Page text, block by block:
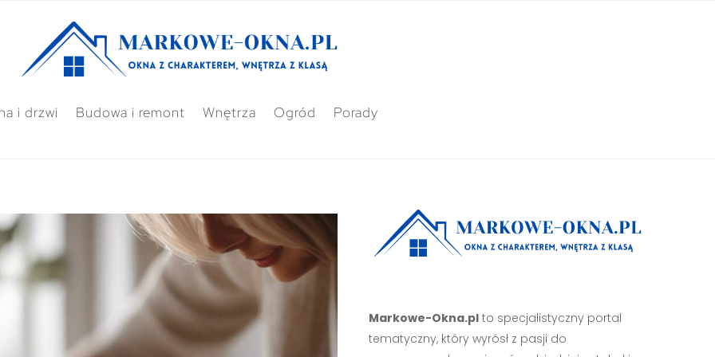
i drzwi Budowa i remont Wnętrza Ogród Porady
Markowe-Okna.plto specjalistyczny portal
tematyczny, który wyrósł z pasji do